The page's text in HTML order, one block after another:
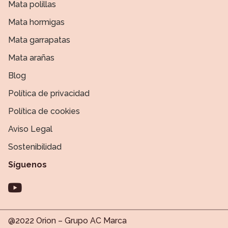
Mata polillas
Mata hormigas
Mata garrapatas
Mata arañas
Blog
Política de privacidad
Política de cookies
Aviso Legal
Sostenibilidad
Síguenos
@2022 Orion – Grupo AC Marca